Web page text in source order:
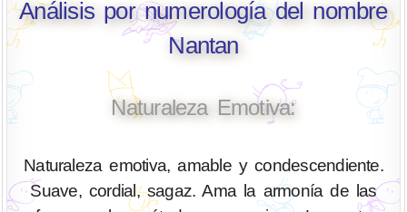
Análisis por numerología del nombre
Nantan
Naturaleza Emotiva:
Naturaleza emotiva, amable y condescendiente.
Suave, cordial, sagaz. Ama la armonía de las